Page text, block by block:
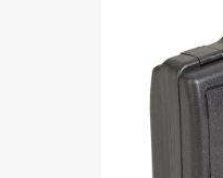
hvězdiček.